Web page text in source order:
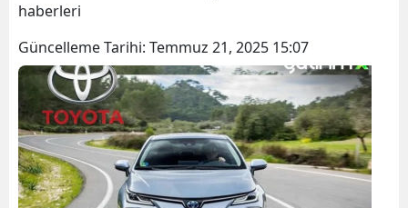
haberleri
Güncelleme Tarihi: Temmuz 21, 2025 15:07